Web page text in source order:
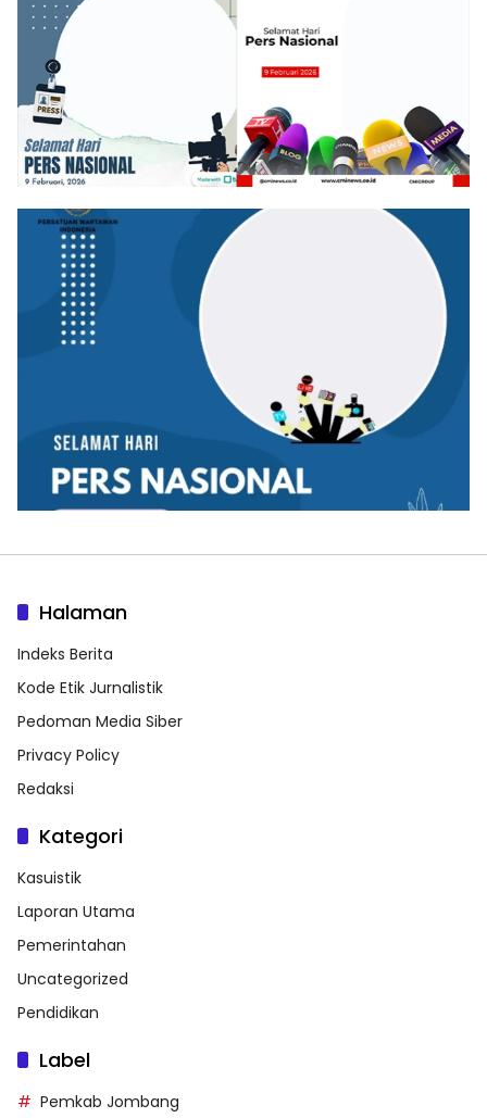
Halaman
Indeks Berita
Kode Etik Jurnalistik
Pedoman Media Siber
Privacy Policy
Redaksi
Kategori
Kasuistik
Laporan Utama
Pemerintahan
Uncategorized
Pendidikan
Label
Pemkab Jombang